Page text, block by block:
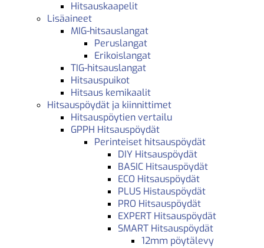
Hitsauskaapelit
Lisäaineet
MIG-hitsauslangat
Peruslangat
Erikoislangat
TIG-hitsauslangat
Hitsauspuikot
Hitsaus kemikaalit
Hitsauspöydät ja kiinnittimet
Hitsauspöytien vertailu
GPPH Hitsauspöydät
Perinteiset hitsauspöydät
DIY Hitsauspöydät
BASIC Hitsauspöydät
ECO Hitsauspöydät
PLUS Histauspöydät
PRO Hitsauspöydät
EXPERT Hitsauspöydät
SMART Hitsauspöydät
12mm pöytälevy